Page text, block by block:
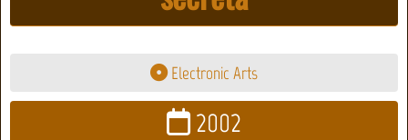
Electronic Arts
2002